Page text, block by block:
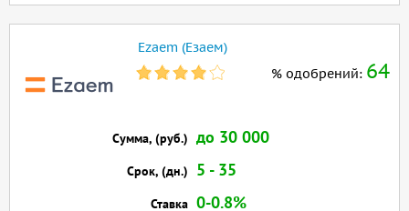
Ezaem (Езаем)
% одобрений: 64
Сумма, (руб.) до 30 000
Срок, (дн.) 5 - 35
Ставка 0-0.8%